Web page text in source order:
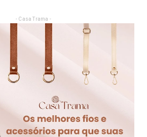
- Casa Trama -